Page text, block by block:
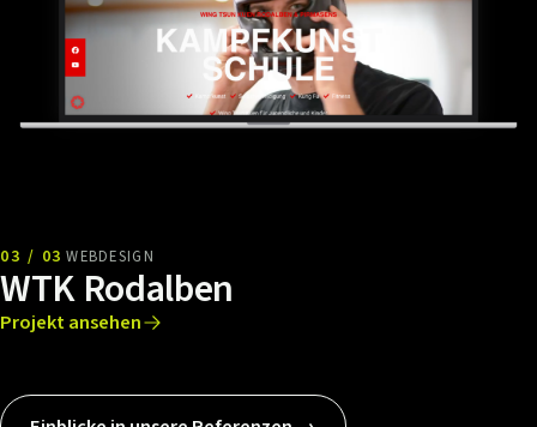
03 / 03 WEBDESIGN
WTK Rodalben
Projekt ansehen